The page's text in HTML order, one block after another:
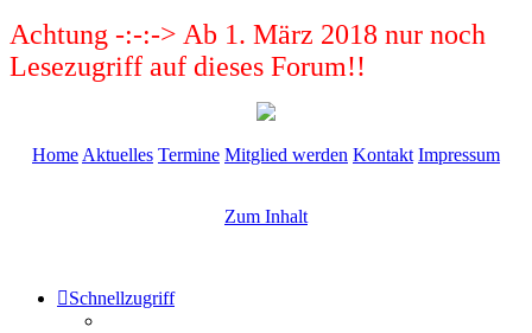
Achtung -:-:-> Ab 1. März 2018 nur noch
Lesezugriff auf dieses Forum!!
Home Aktuelles Termine Mitglied werden Kontakt Impressum
Zum Inhalt
Schnellzugriff